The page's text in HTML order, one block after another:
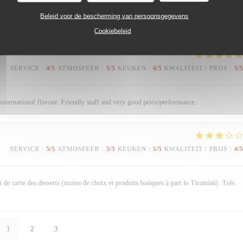
Beleid voor de bescherming van persoonsgegevens
Cookiebeleid
qualité. Service souriant.
SERVICE : 4/5 ATMOSFEER : 5/5 KEUKEN : 4/5 KWALITEIT / PRIJS : 5/5
flavour. Friendly staff and very good price/performance.
SERVICE : 5/5 ATMOSFEER : 5/5 KEUKEN : 5/5 KWALITEIT / PRIJS : 4/5
carte des desserts (moins de choix et produits basiques à part le Tiramisù). Très
1 2 3